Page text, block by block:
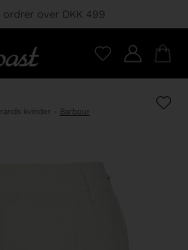
over DKK 499
kvinder - Barbour